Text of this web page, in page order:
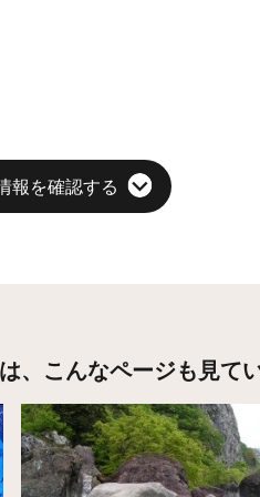
報を確認する
、 こんなページも見て
詳細はこちら